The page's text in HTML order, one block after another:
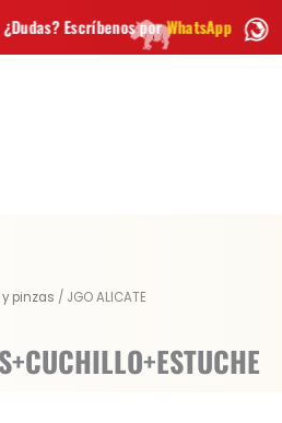
porWhatsApp EnvíoGRATISen
pinzas / JGO ALICATE